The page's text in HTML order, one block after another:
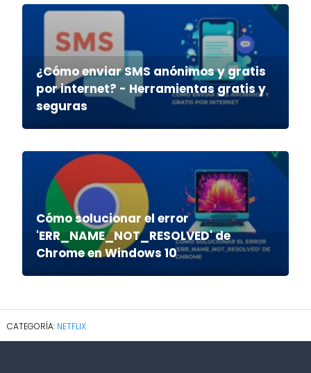
¿Cómo enviar SMS anónimos y gratis
por internet? - Herramientas gratis y
seguras
Cómo solucionar el error
'ERR_NAME_NOT_RESOLVED' de
Chrome en Windows 10
NETFLIX